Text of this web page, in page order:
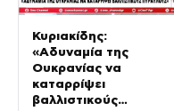
Κυριακίδης:
«Αδυναμία της
Ουκρανίας να
καταρρίψει
βαλλιστικούς